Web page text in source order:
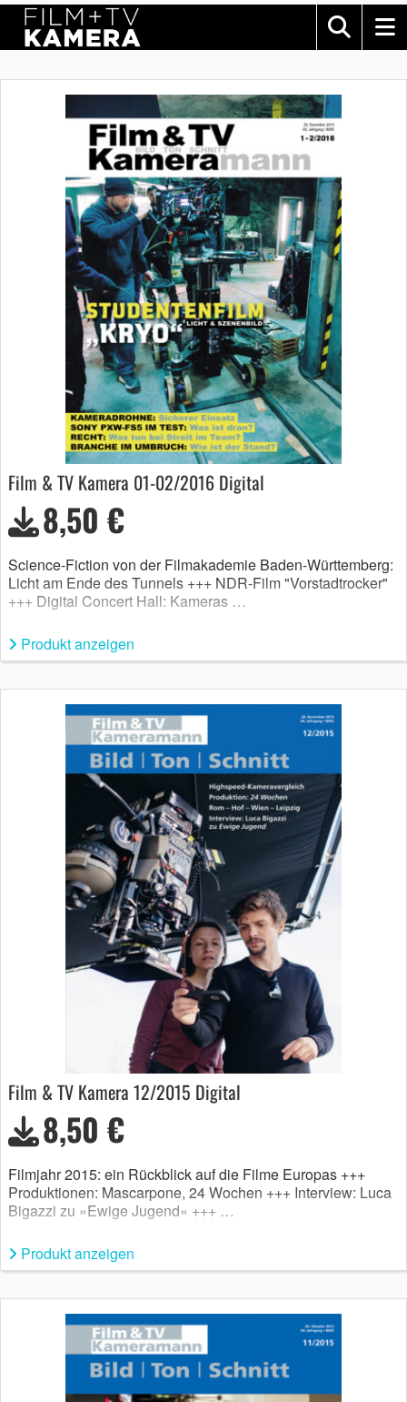
Film & TV Kamera 01-02/2016 Digital
8,50 €
Science-Fiction von der Filmakademie Baden-Württemberg:
Licht am Ende des Tunnels +++ NDR-Film "Vorstadtrocker"
+++ Digital Concert Hall: Kameras …
Produkt anzeigen
Film & TV Kamera 12/2015 Digital
8,50 €
Filmjahr 2015: ein Rückblick auf die Filme Europas +++
Produktionen: Mascarpone, 24 Wochen +++ Interview: Luca
Bigazzi zu »Ewige Jugend« +++ …
Produkt anzeigen